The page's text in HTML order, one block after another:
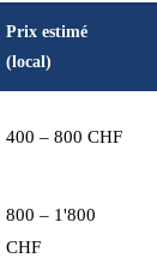
Prix estimé
(local)
400 – 800 CHF
800 – 1'800
CHF